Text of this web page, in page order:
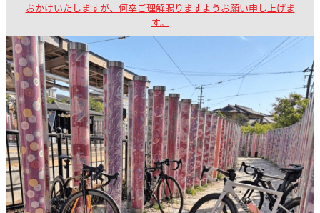
おかけいたしますが、何卒ご理解賜りますようお願い申し上げま
す。